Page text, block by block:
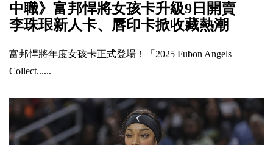
中職》富邦悍將女孩卡升級9日開賣
李珠珢新人卡、唇印卡掀收藏熱潮
富邦悍將年度女孩卡正式登場！「2025 Fubon Angels
Collect......